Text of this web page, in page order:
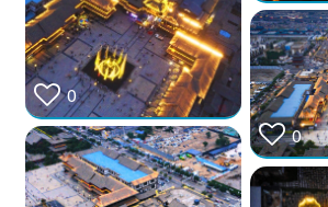
0
0